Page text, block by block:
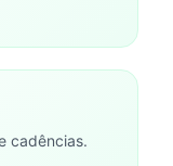
cadências.